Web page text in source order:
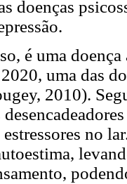
doenças
é uma
uma das
2010).
no